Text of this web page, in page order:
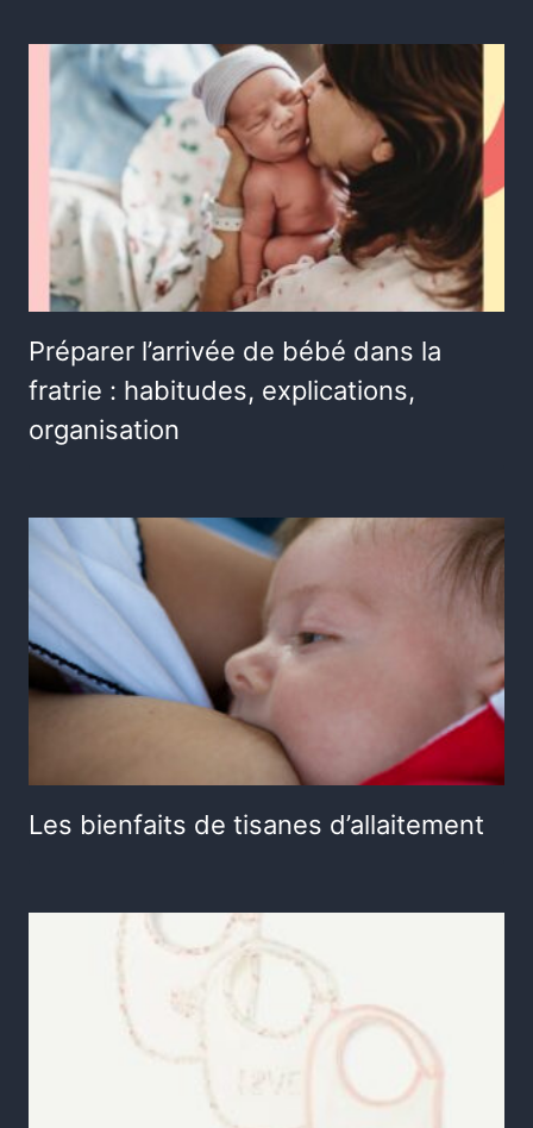
Préparer l’arrivée de bébé dans la
fratrie : habitudes, explications,
organisation
Les bienfaits de tisanes d’allaitement